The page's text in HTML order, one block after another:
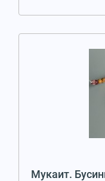
Мукаит.